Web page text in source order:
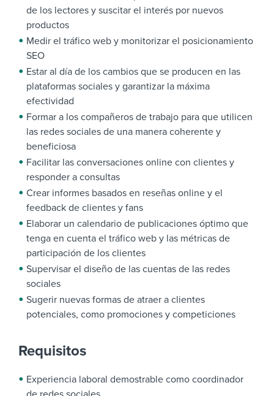
de los lectores y suscitar el interés por nuevos
productos
Medir el tráfico web y monitorizar el posicionamiento
SEO
Estar al día de los cambios que se producen en las
plataformas sociales y garantizar la máxima
efectividad
Formar a los compañeros de trabajo para que utilicen
las redes sociales de una manera coherente y
beneficiosa
Facilitar las conversaciones online con clientes y
responder a consultas
Crear informes basados en reseñas online y el
feedback de clientes y fans
Elaborar un calendario de publicaciones óptimo que
tenga en cuenta el tráfico web y las métricas de
participación de los clientes
Supervisar el diseño de las cuentas de las redes
sociales
Sugerir nuevas formas de atraer a clientes
potenciales, como promociones y competiciones
Requisitos
Experiencia laboral demostrable como coordinador